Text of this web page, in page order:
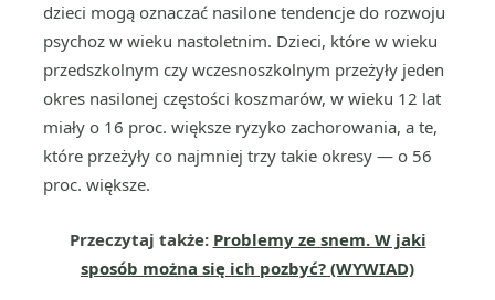
dzieci mogą oznaczać nasilone tendencje do rozwoju
psychoz w wieku nastoletnim. Dzieci, które w wieku
przedszkolnym czy wczesnoszkolnym przeżyły jeden
okres nasilonej częstości koszmarów, w wieku 12 lat
miały o 16 proc. większe ryzyko zachorowania, a te,
które przeżyły co najmniej trzy takie okresy — o 56
proc. większe.
Przeczytaj także: Problemy ze snem. W jaki
sposób można się ich pozbyć? (WYWIAD)